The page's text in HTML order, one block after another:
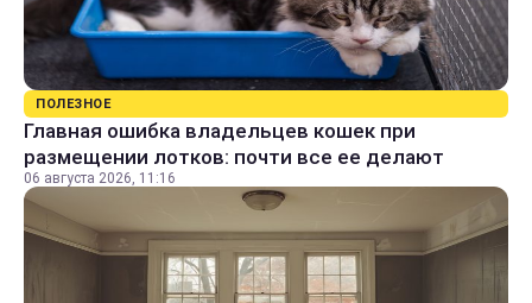
ПОЛЕЗНОЕ
Главная ошибка владельцев кошек при
размещении лотков: почти все ее делают
06 августа 2026, 11:16